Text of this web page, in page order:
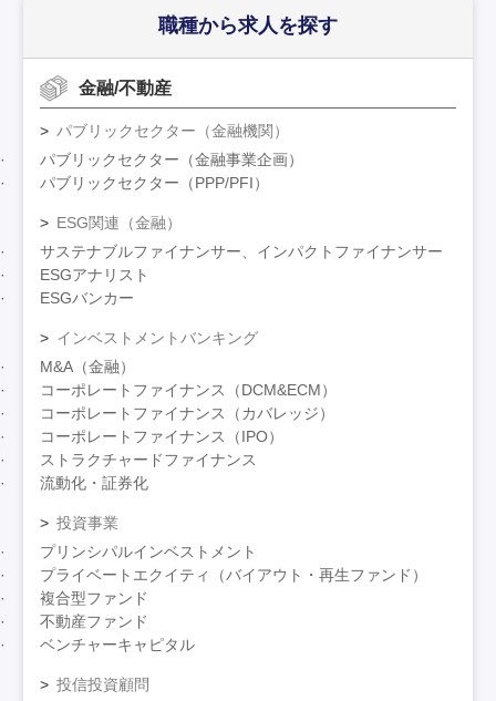
職種から求人を探す
金融/不動産
パブリックセクター（金融機関）
パブリックセクター（金融事業企画）
パブリックセクター（PPP/PFI）
ESG関連（金融）
サステナブルファイナンサー、インパクトファイナンサー
ESGアナリスト
ESGバンカー
インベストメントバンキング
M&A（金融）
コーポレートファイナンス（DCM&ECM）
コーポレートファイナンス（カバレッジ）
コーポレートファイナンス（IPO）
ストラクチャードファイナンス
流動化・証券化
投資事業
プリンシパルインベストメント
プライベートエクイティ（バイアウト・再生ファンド）
複合型ファンド
不動産ファンド
ベンチャーキャピタル
投信投資顧問